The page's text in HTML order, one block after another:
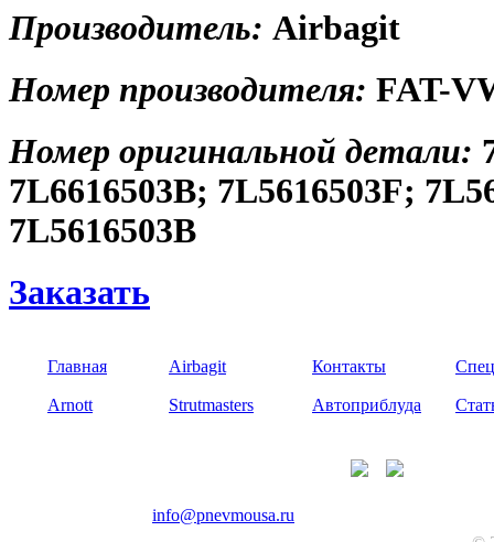
Производитель: Airbagit
Номер производителя: FAT-
Номер оригинальной детали:
7L6616503B; 7L5616503F;
7L5616503B
Заказать
Главная Airbagit Контакты
Arnott Strutmasters Автоприблуда
info@pnevmousa.ru